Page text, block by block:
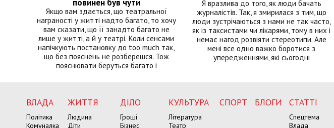
повинен був чути
Якщо вам здається, що театральної
награності у житті надто багато, то хочу
вам сказати, що її занадто багато не
лише у житті, а й у театрі. Коли сенсами
напічкують постановку до too much так,
що без пояснень не розберешся. Тож
пояснювати беруться багато і
Я вразлива до того, як люди бачать
журналістів. Так, я змирилася з тим, що
люди зустрічаються з нами не так часто,
як із таксистами чи лікарями, тому в них і
немає нагод розвіяти стереотипи. Але
мені все одно важко боротися з
упередженнями, які сьогодні
ВЛАДА
Політика
Комуналка
ЖИТТЯ
Людина
Діти
ДІЛО
Гроші
Бізнес
КУЛЬТУРА
Література
Театр
СПОРТ БЛОГИ СТАТТІ
Спецтема
Влада